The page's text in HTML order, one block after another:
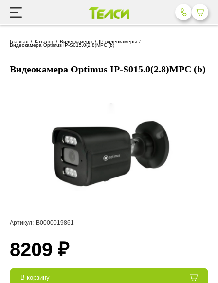
Главная Каталог Видеокамеры IP-видеокамеры
Видеокамера Optimus IP-S015.0(2.8)MPC (b)
Видеокамера Optimus IP-S015.0(2.8)MPC (b)
Артикул: В0000019861
8209 ₽
В корзину